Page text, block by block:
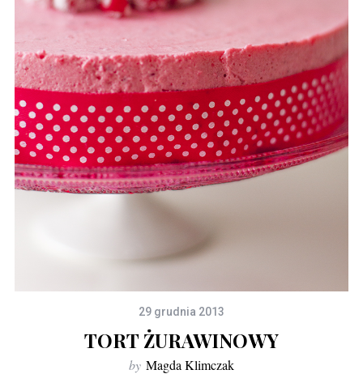
29 grudnia 2013
TORT ŻURAWINOWY
by Magda Klimczak